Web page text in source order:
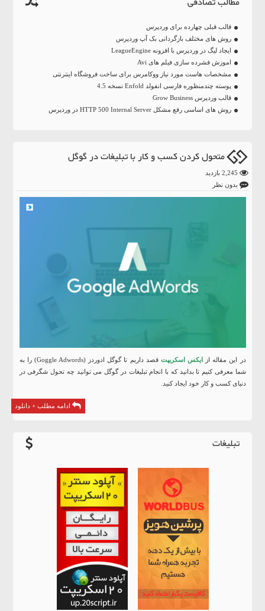
قالب قبلی چهارده برای وردپرس
روش های مختلف بازگردانی بک آپ وردپرس
ایجاد لیگ در وردپرس با افزونه LeagueEngine
اموزش فشرده سازی فیلم های Avi
مشخصات هاست مورد نیاز ووکامرس برای ساخت فروشگاه اینترنتی
پوسته چندمنظوره فارسی انفولد Enfold نسخه 4.5
قالب وردپرس Grow Business
روش های اساسی رفع مشکل HTTP 500 Internal Server در وردپرس
متحول کردن کسب و کار با تبلیغات در گوگل
بدون نظر
در این مقاله از ایکس اسکریپت
قصد داریم تا گوگل ادوردز (Goggle Adwords) را به
شما معرفی کنیم تا بدانید که با انجامتبلیغات در گوگل می توانید چه تحول شگرفی در
دنیای کسب و کار خود ایجاد کنید.
ادامه مطلب + دانلود
تبلیغات